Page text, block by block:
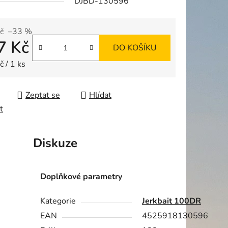
–33 %
Kč
/ 1 ks
DO KOŠÍKU
Zeptat se
Hlídat
Diskuze
Doplňkové parametry
Kategorie
Jerkbait 100DR
EAN
4525918130596